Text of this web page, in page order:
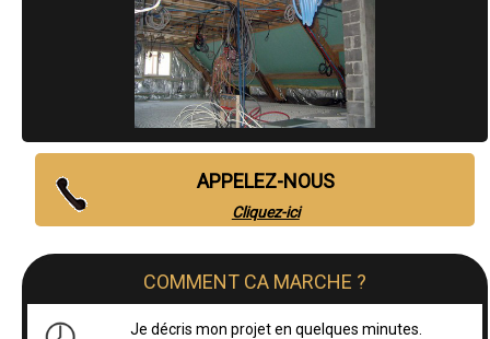
APPELEZ-NOUS
Cliquez-ici
COMMENT CA MARCHE ?
Je décris mon projet en quelques minutes.